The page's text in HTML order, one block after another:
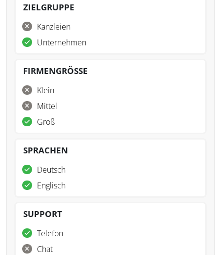
ZIELGRUPPE
Kanzleien
Unternehmen
FIRMENGRÖSSE
Klein
Mittel
Groß
SPRACHEN
Deutsch
Englisch
SUPPORT
Telefon
Chat